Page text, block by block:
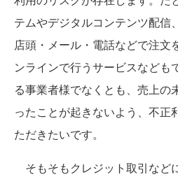
テムやデジタルコンテンツ配信
店頭・メール・電話などで注文
ンラインで行うサービスなども
る事業者様でなくとも、売上の
ったことが起きないよう、不正
ただきたいです。
そもそもクレジット取引など